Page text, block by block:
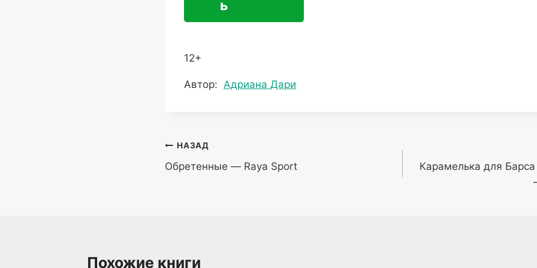
ь
12+
Метки
Автор: Адриана Дари
Навигация
по
НАЗАД
Обретенные — Raya Sport
Карамелька для
Похожие книги